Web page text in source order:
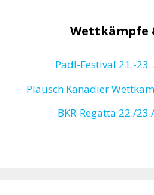
Wettkämpfe
Padl-Festival 21.-
Plausch Kanadier
BKR-Regatta 22./